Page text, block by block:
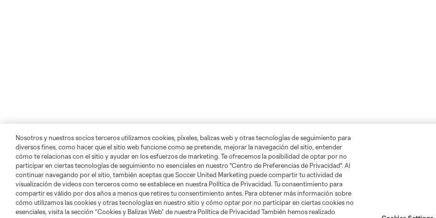
Nosotros y nuestros socios terceros utilizamos cookies, píxeles, balizas web y otras tecnologías de seguimiento para
diversos fines, como hacer que el sitio web funcione como se pretende, mejorar la navegación del sitio, entender
cómo te relacionas con el sitio y ayudar en los esfuerzos de marketing. Te ofrecemos la posibilidad de optar por no
participar en ciertas tecnologías de seguimiento no esenciales en nuestro "Centro de Preferencias de Privacidad". Al
continuar navegando por el sitio, también aceptas que Soccer United Marketing puede compartir tu actividad de
visualización de videos con terceros como se establece en nuestra Política de Privacidad. Tu consentimiento para
compartir es válido por dos años a menos que retires tu consentimiento antes. Para obtener más información sobre
cómo utilizamos las cookies y otras tecnologías en nuestro sitio y cómo optar por no participar en ciertas cookies no
esenciales, visita la sección “Cookies y Balizas Web” de nuestra Política de Privacidad También hemos realizado